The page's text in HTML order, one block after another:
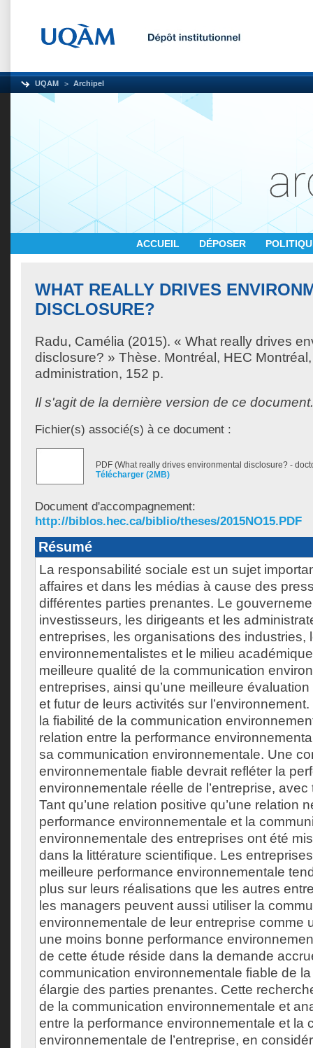
UQAM Archipel
ACCUEIL DÉPOSER
WHAT REALLY DRIVES
DISCLOSURE?
Radu, Camélia (2015). « What really drives
disclosure? » Thèse. Montréal, HEC
administration, 152 p.
Il s'agit de la dernière version de ce document.
Fichier(s) associé(s) à ce document :
PDF (What really drives environmental disclosure? -
Télécharger (2MB)
Document d'accompagnement:
http://biblos.hec.ca/biblio/theses/2015NO15.PDF
Résumé
La responsabilité sociale est un sujet
affaires et dans les médias à cause des
différentes parties prenantes. Le
investisseurs, les dirigeants et les
entreprises, les organisations des industries,
environnementalistes et le milieu
meilleure qualité de la communication
entreprises, ainsi qu’une meilleure évaluation
et futur de leurs activités sur
la fiabilité de la communication
relation entre la performance
sa communication environnementale. Une
environnementale fiable devrait refléter la
environnementale réelle de l’entreprise,
Tant qu’une relation positive qu’une relation
performance environnementale et la
environnementale des entreprises ont été
dans la littérature scientifique. Les
meilleure performance environnementale
plus sur leurs réalisations que les autres
les managers peuvent aussi utiliser la
environnementale de leur entreprise comme
une moins bonne performance
de cette étude réside dans la demande
communication environnementale fiable de la
élargie des parties prenantes. Cette
de la communication environnementale et
entre la performance environnementale et la
environnementale de l’entreprise, en